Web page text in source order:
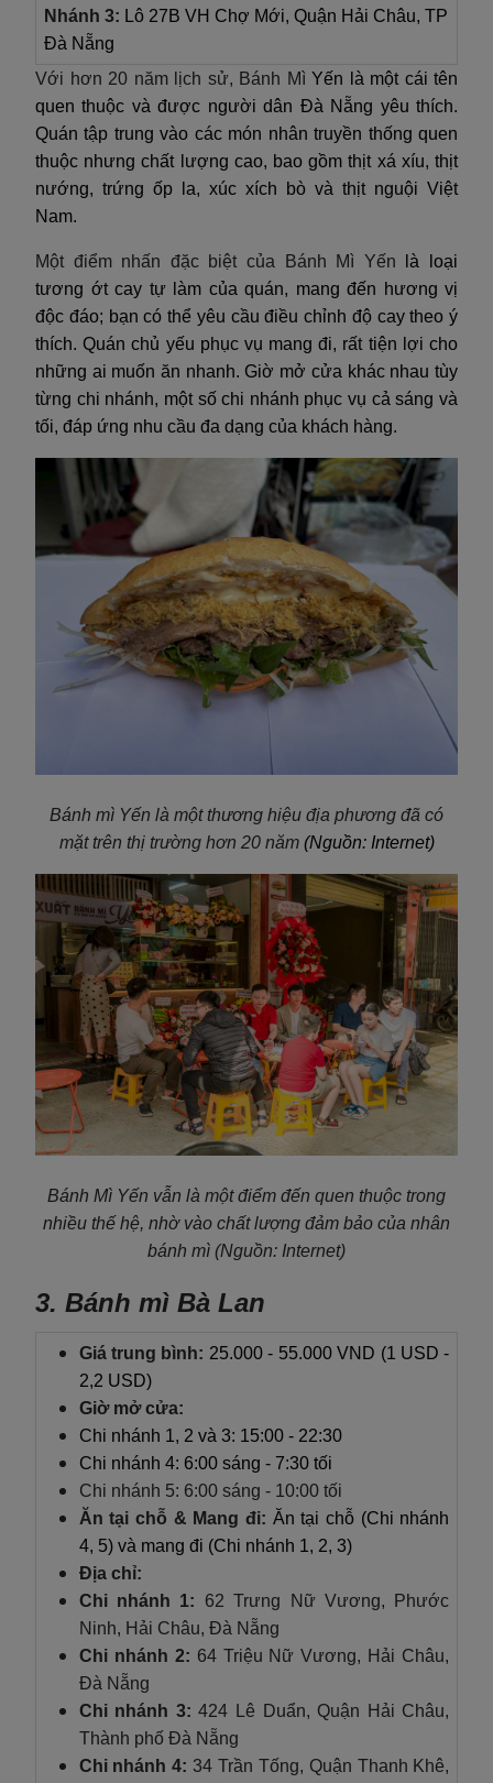
Nhánh 3: Lô 27B VH Chợ Mới, Quận Hải Châu, TP
Đà Nẵng
Với hơn 20 năm lịch sử, Bánh Mì Yến là một cái tên
quen thuộc và được người dân Đà Nẵng yêu thích.
Quán tập trung vào các món nhân truyền thống quen
thuộc nhưng chất lượng cao, bao gồm thịt xá xíu, thịt
nướng, trứng ốp la, xúc xích bò và thịt nguội Việt
Nam.
Một điểm nhấn đặc biệt của Bánh Mì Yến là loại
tương ớt cay tự làm của quán, mang đến hương vị
độc đáo; bạn có thể yêu cầu điều chỉnh độ cay theo ý
thích. Quán chủ yếu phục vụ mang đi, rất tiện lợi cho
những ai muốn ăn nhanh. Giờ mở cửa khác nhau tùy
từng chi nhánh, một số chi nhánh phục vụ cả sáng và
tối, đáp ứng nhu cầu đa dạng của khách hàng.
Bánh mì Yến là một thương hiệu địa phương đã có
mặt trên thị trường hơn 20 năm (Nguồn: Internet)
Bánh Mì Yến vẫn là một điểm đến quen thuộc trong
nhiều thế hệ, nhờ vào chất lượng đảm bảo của nhân
bánh mì (Nguồn: Internet)
3. Bánh mì Bà Lan
Giá trung bình: 25.000 - 55.000 VND (1 USD -
2,2 USD)
Giờ mở cửa:
Chi nhánh 1, 2 và 3: 15:00 - 22:30
Chi nhánh 4: 6:00 sáng - 7:30 tối
Chi nhánh 5: 6:00 sáng - 10:00 tối
Ăn tại chỗ & Mang đi: Ăn tại chỗ (Chi nhánh
4, 5) và mang đi (Chi nhánh 1, 2, 3)
Địa chỉ:
Chi nhánh 1:
62 Trưng Nữ Vương, Phước
Ninh, Hải Châu, Đà Nẵng
Chi nhánh 2: 64 Triệu Nữ Vương, Hải Châu,
Đà Nẵng
Chi nhánh 3:424 Lê Duẩn, Quận Hải Châu,
Thành phố Đà Nẵng
Chi nhánh 4: 34 Trần Tống, Quận Thanh Khê,